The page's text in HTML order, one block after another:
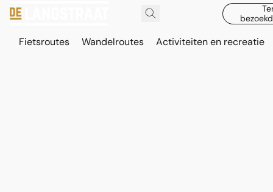
Fietsroutes Wandelroutes Activiteiten en recreatie